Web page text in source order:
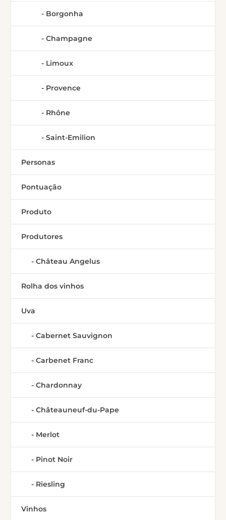
Borgonha
Champagne
Limoux
Provence
Rhône
Saint-Emilion
Personas
Pontuação
Produto
Produtores
Château Angelus
Rolha dos vinhos
Uva
Cabernet Sauvignon
Carbenet Franc
Chardonnay
Châteauneuf-du-Pape
Merlot
Pinot Noir
Riesling
Vinhos